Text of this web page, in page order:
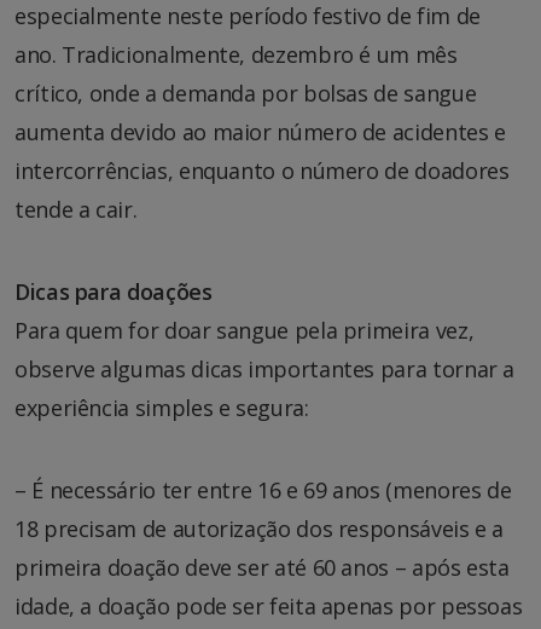
especialmente neste período festivo de fim de
ano. Tradicionalmente, dezembro é um mês
crítico, onde a demanda por bolsas de sangue
aumenta devido ao maior número de acidentes e
intercorrências, enquanto o número de doadores
tende a cair.
Dicas para doações
Para quem for doar sangue pela primeira vez,
observe algumas dicas importantes para tornar a
experiência simples e segura:
– É necessário ter entre 16 e 69 anos (menores de
18 precisam de autorização dos responsáveis e a
primeira doação deve ser até 60 anos – após esta
idade, a doação pode ser feita apenas por pessoas